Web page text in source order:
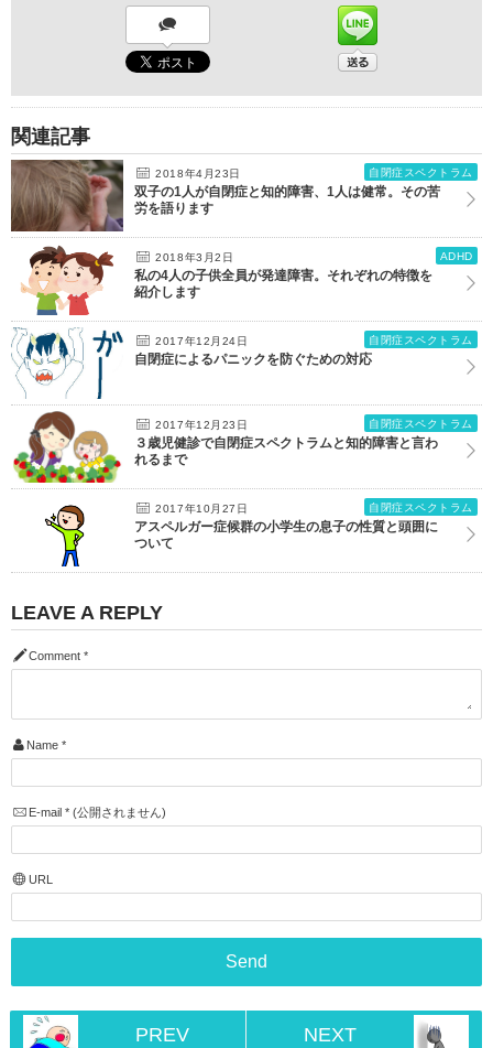
関連記事
2018年4月23日 自閉症スペクトラム
双子の1人が自閉症と知的障害、1人は健常。その苦
労を語ります
2018年3月2日 ADHD
私の4人の子供全員が発達障害。それぞれの特徴を
紹介します
2017年12月24日 自閉症スペクトラム
自閉症によるパニックを防ぐための対応
2017年12月23日 自閉症スペクトラム
３歳児健診で自閉症スペクトラムと知的障害と言わ
れるまで
2017年10月27日 自閉症スペクトラム
アスペルガー症候群の小学生の息子の性質と頭囲に
ついて
LEAVE A REPLY
Comment *
Name *
E-mail *(公開されません)
URL
PREV NEXT